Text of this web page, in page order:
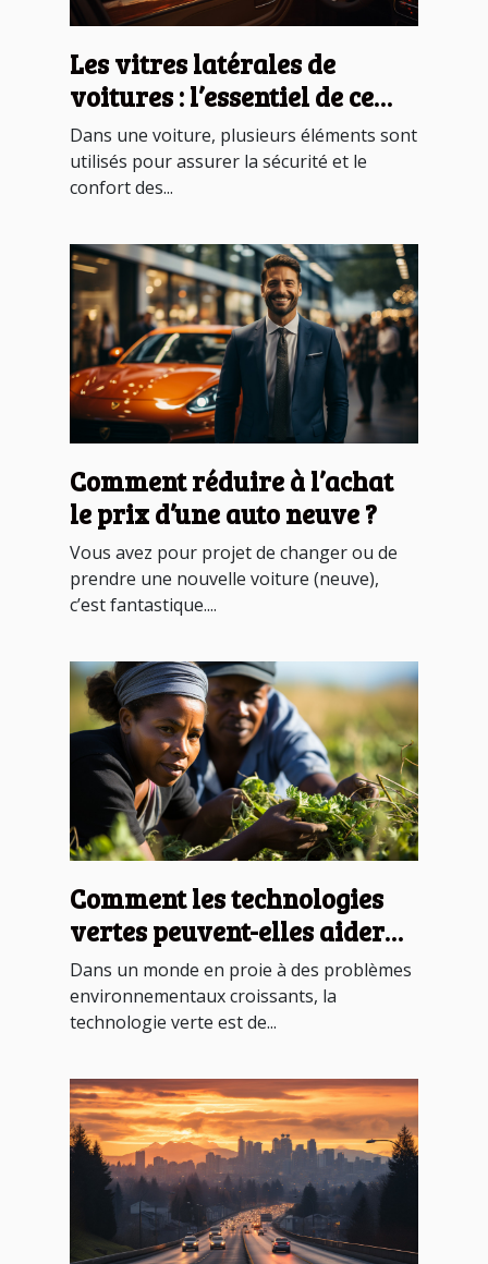
Les vitres latérales de
voitures : l’essentiel de ce
qu’il faut savoir
Dans une voiture, plusieurs éléments sont
utilisés pour assurer la sécurité et le
confort des...
Comment réduire à l’achat
le prix d’une auto neuve ?
Vous avez pour projet de changer ou de
prendre une nouvelle voiture (neuve),
c’est fantastique....
Comment les technologies
vertes peuvent-elles aider
les pays en développement ?
Dans un monde en proie à des problèmes
environnementaux croissants, la
technologie verte est de...